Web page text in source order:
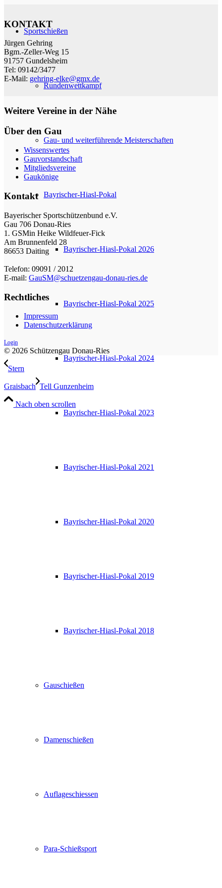
Sportschießen
Rundenwettkampf
Gau- und weiterführende Meisterschaften
Bayrischer-Hiasl-Pokal
Bayrischer-Hiasl-Pokal 2026
Bayrischer-Hiasl-Pokal 2025
Bayrischer-Hiasl-Pokal 2024
Bayrischer-Hiasl-Pokal 2023
Bayrischer-Hiasl-Pokal 2021
Bayrischer-Hiasl-Pokal 2020
Bayrischer-Hiasl-Pokal 2019
Bayrischer-Hiasl-Pokal 2018
Gauschießen
Damenschießen
Auflageschiessen
Para-Schießsport
KONTAKT
Jürgen Gehring
Bgm.-Zeller-Weg 15
91757 Gundelsheim
Tel: 09142/3477
E-Mail: gehring-elke@gmx.de
Weitere Vereine in der Nähe
Über den Gau
Wissenswertes
Gauvorstandschaft
Mitgliedsvereine
Gaukönige
Kontakt
Bayerischer Sportschützenbund e.V.
Gau 706 Donau-Ries
1. GSMin Heike Wildfeuer-Fick
Am Brunnenfeld 28
86653 Daiting
Telefon: 09091 / 2012
E-mail: GauSM@schuetzengau-donau-ries.de
Rechtliches
Impressum
Datenschutzerklärung
Login
© 2026 Schützengau Donau-Ries
Stern
Graisbach Tell Gunzenheim
Nach oben scrollen